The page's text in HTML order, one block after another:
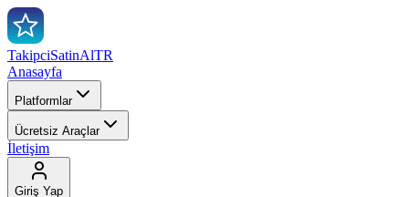
TakipciSatinAlTR
Anasayfa
Platformlar
Ücretsiz Araçlar
İletişim
Giriş Yap